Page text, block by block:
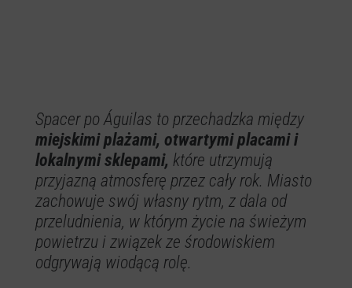
Spacer po Águilas to przechadzka między
miejskimi plażami, otwartymi placami i
lokalnymi sklepami, które utrzymują
przyjazną atmosferę przez cały rok. Miasto
zachowuje swój własny rytm, z dala od
przeludnienia, w którym życie na świeżym
powietrzu i związek ze środowiskiem
odgrywają wiodącą rolę.